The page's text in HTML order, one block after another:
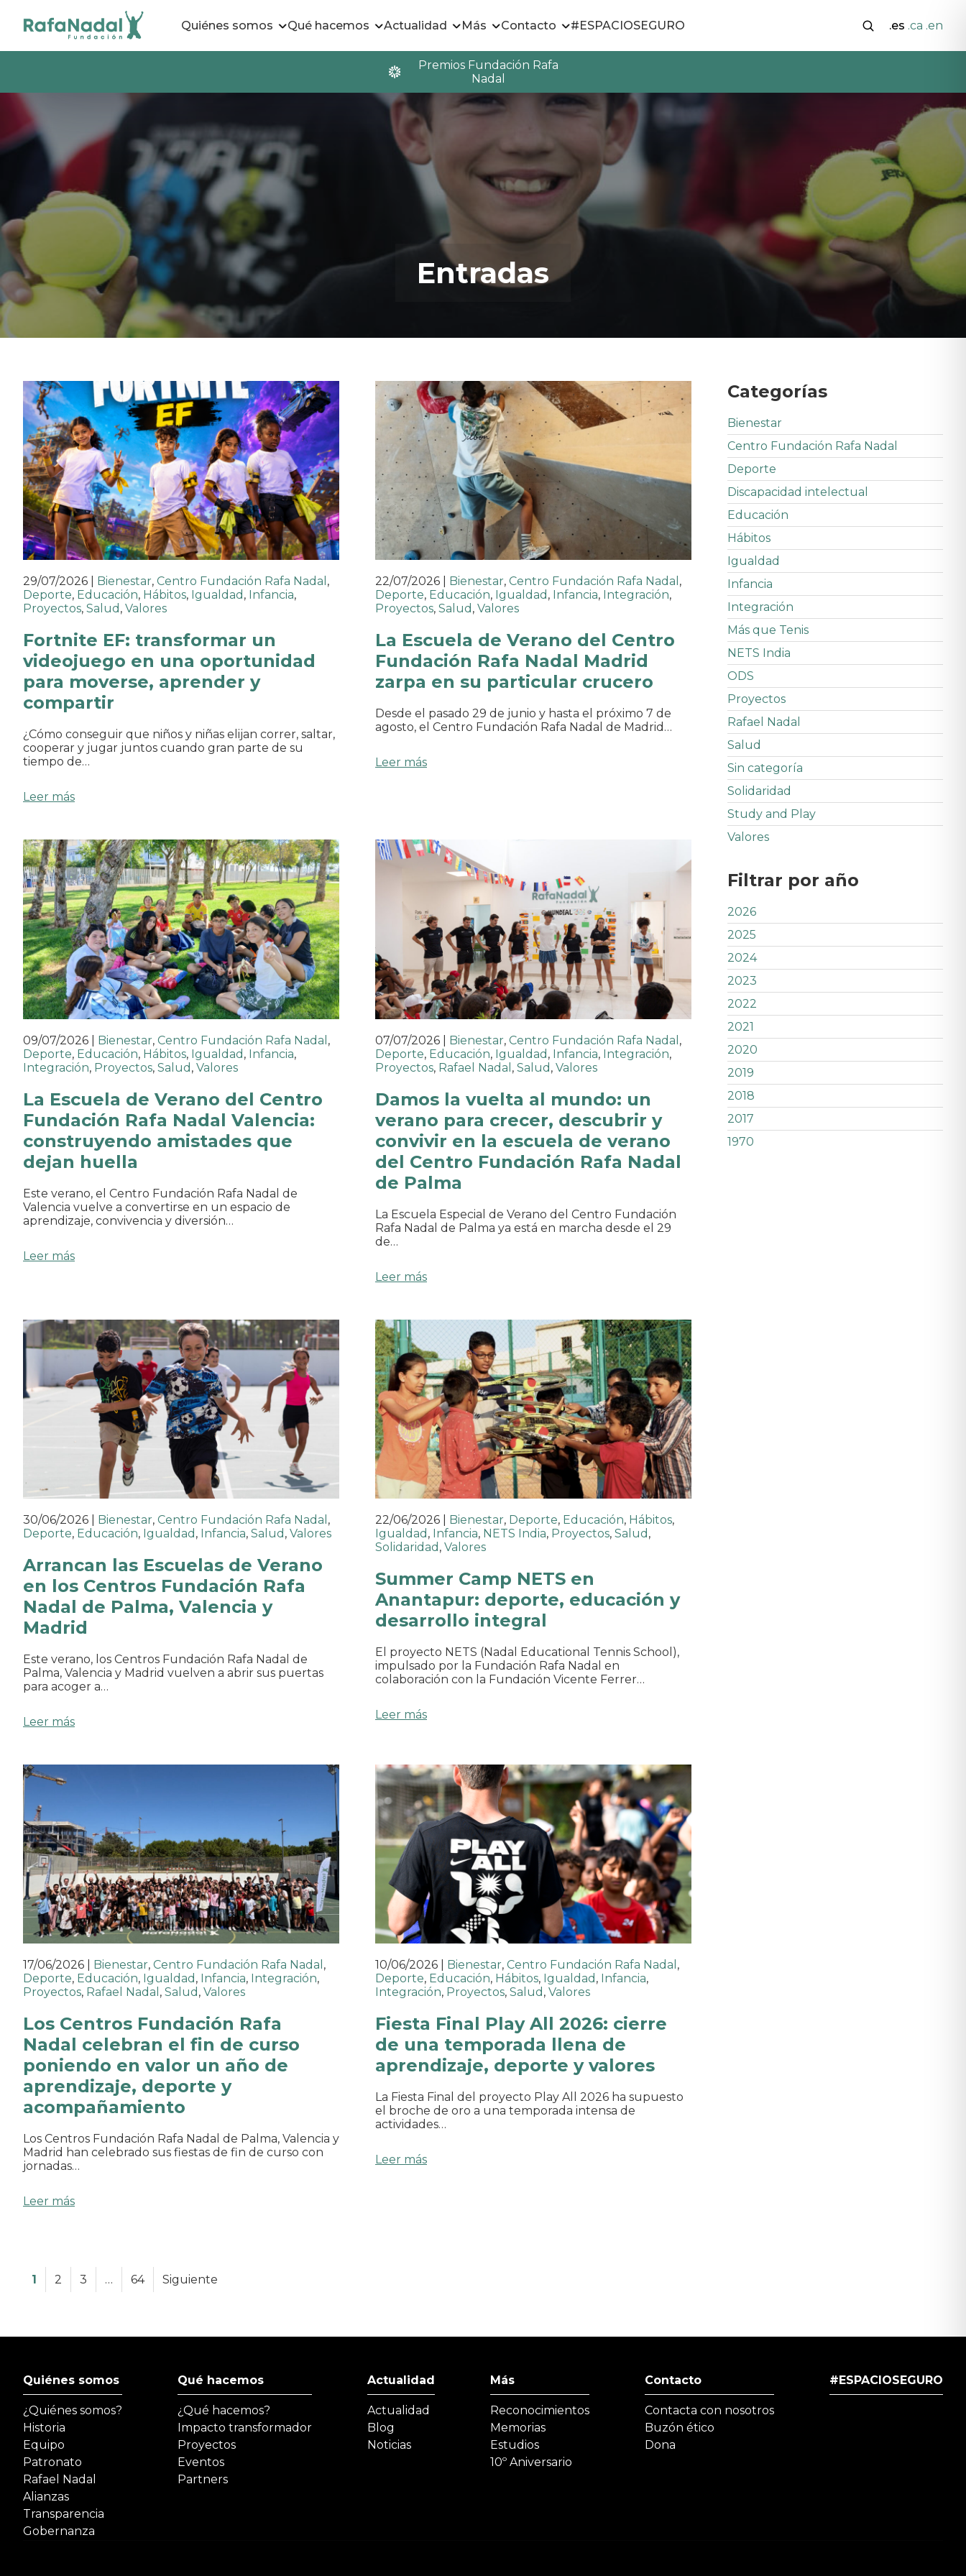
Quiénes somos Qué hacemos Actualidad Más Contacto #ESPACIOSEGURO .es .ca .en
Premios Fundación Rafa
Nadal
Entradas
29/07/2026 Bienestar, Centro Fundación Rafa Nadal ,
Deporte, Educación, Hábitos, Igualdad , Infancia,
Proyectos, Salud , Valores
Fortnite EF: transformar un
videojuego en una oportunidad
para moverse, aprender y
compartir
¿Cómo conseguir que niños y niñas elijan correr, saltar,
cooperar y jugar juntos cuando gran parte de su
tiempo de…
Leer más
22/07/2026 Bienestar, Centro Fundación Rafa Nadal ,
Deporte, Educación, Igualdad , Infancia, Integración,
Proyectos, Salud , Valores
La Escuela de Verano del Centro
Fundación Rafa Nadal Madrid
zarpa en su particular crucero
Desde el pasado 29 de junio y hasta el próximo 7 de
agosto, el Centro Fundación Rafa Nadal de Madrid…
Leer más
09/07/2026 Bienestar, Centro Fundación Rafa Nadal ,
Deporte, Educación, Hábitos, Igualdad , Infancia,
Integración, Proyectos, Salud , Valores
La Escuela de Verano del Centro
Fundación Rafa Nadal Valencia:
construyendo amistades que
dejan huella
Este verano, el Centro Fundación Rafa Nadal de
Valencia vuelve a convertirse en un espacio de
aprendizaje, convivencia y diversión…
Leer más
07/07/2026 Bienestar, Centro Fundación Rafa Nadal ,
Deporte, Educación, Igualdad , Infancia, Integración,
Proyectos, Rafael Nadal , Salud , Valores
Damos la vuelta al mundo: un
verano para crecer, descubrir y
convivir en la escuela de verano
del Centro Fundación Rafa Nadal
de Palma
La Escuela Especial de Verano del Centro Fundación
Rafa Nadal de Palma ya está en marcha desde el 29
de…
Leer más
30/06/2026 Bienestar, Centro Fundación Rafa Nadal ,
Deporte, Educación, Igualdad , Infancia, Salud , Valores
Arrancan las Escuelas de Verano
en los Centros Fundación Rafa
Nadal de Palma, Valencia y
Madrid
Este verano, los Centros Fundación Rafa Nadal de
Palma, Valencia y Madrid vuelven a abrir sus puertas
para acoger a…
Leer más
22/06/2026 Bienestar, Deporte, Educación, Hábitos,
Igualdad , Infancia, NETS India, Proyectos, Salud ,
Solidaridad , Valores
Summer Camp NETS en
Anantapur: deporte, educación y
desarrollo integral
El proyecto NETS (Nadal Educational Tennis School),
impulsado por la Fundación Rafa Nadal en
colaboración con la Fundación Vicente Ferrer…
Leer más
17/06/2026 Bienestar, Centro Fundación Rafa Nadal ,
Deporte, Educación, Igualdad , Infancia, Integración,
Proyectos, Rafael Nadal , Salud , Valores
Los Centros Fundación Rafa
Nadal celebran el fin de curso
poniendo en valor un año de
aprendizaje, deporte y
acompañamiento
Los Centros Fundación Rafa Nadal de Palma, Valencia y
Madrid han celebrado sus fiestas de fin de curso con
jornadas…
Leer más
10/06/2026 Bienestar, Centro Fundación Rafa Nadal ,
Deporte, Educación, Hábitos, Igualdad , Infancia,
Integración, Proyectos, Salud , Valores
Fiesta Final Play All 2026: cierre
de una temporada llena de
aprendizaje, deporte y valores
La Fiesta Final del proyecto Play All 2026 ha supuesto
el broche de oro a una temporada intensa de
actividades…
Leer más
1 2 3 … 64 Siguiente
Categorías
Bienestar
Centro Fundación Rafa Nadal
Deporte
Discapacidad intelectual
Educación
Hábitos
Igualdad
Infancia
Integración
Más que Tenis
NETS India
ODS
Proyectos
Rafael Nadal
Salud
Sin categoría
Solidaridad
Study and Play
Valores
Filtrar por año
2026
2025
2024
2023
2022
2021
2020
2019
2018
2017
1970
Quiénes somos
¿Quiénes somos?
Historia
Equipo
Patronato
Rafael Nadal
Alianzas
Transparencia
Gobernanza
Qué hacemos
¿Qué hacemos?
Impacto transformador
Proyectos
Eventos
Partners
Actualidad
Actualidad
Blog
Noticias
Más
Reconocimientos
Memorias
Estudios
10º Aniversario
Contacto
Contacta con nosotros
Buzón ético
Dona
#ESPACIOSEGURO